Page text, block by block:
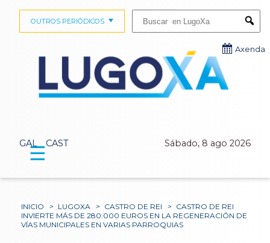
GAL CAST Sábado, 8 ago 2026
OUTROS PERIÓDICOS
Axenda
☰
INICIO > LUGOXA > CASTRO DE REI > CASTRO DE REI
INVIERTE MÁS DE 280.000 EUROS EN LA REGENERACIÓN DE
VÍAS MUNICIPALES EN VARIAS PARROQUIAS